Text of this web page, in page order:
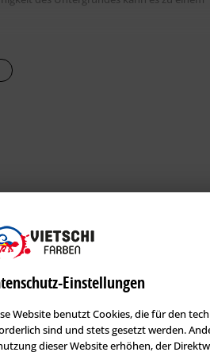
in lebensmittelverarbeitenden
Einstellungen
Website benutzt Cookies, die für den
sind und stets gesetzt werden.
dieser Website erhöhen, der